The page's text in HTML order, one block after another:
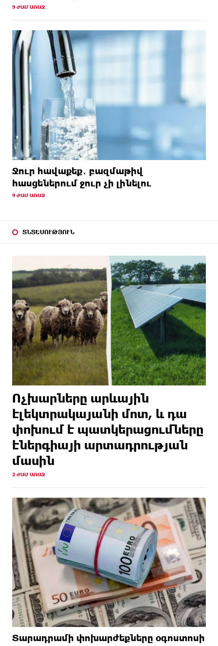
9 ԺԱՄ ԱՌԱՋ
Ջուր հավաքեք․ բազմաթիվ
հասցեներում ջուր չի լինելու
9 ԺԱՄ ԱՌԱՋ
ՏՆՏԵՍՈՒԹՅՈՒՆ
Ոչխարները արևային
էլեկտրակայանի մոտ, և դա
փոխում է պատկերացումները
էներգիայի արտադրության
մասին
2 ԺԱՄ ԱՌԱՋ
Տարադրամի փոխարժեքները օգոստոսի